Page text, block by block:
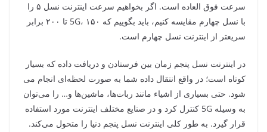
سرعت فوق العاده است. اگر بخواهیم سرعت اینترنت نسل ۵ را
با نسل چهارم مقایسه کنیم، باید بگوییم که 5G، ۱۵۰ تا ۲۰۰ برابر
سریعتر از اینترنت نسل چهارم است.
در اینترنت نسل پنجم زمان بین فرستادن و دریافت داده که بسیار
کوتاه است؛ در واقع انتقال داده شما به صورت لحظه‌ای انجام می
شود. حتی بسیاری از اشیاء مانند ربات‌ها، ماشین‌ها و… را می‌توان
به وسیله 5G کنترل کرد و در صنایع مختلف اینترنت مورد استفاده
قرار گیرد. به طور کلی اینترنت نسل پنجم دنیا را متحول می‌کند.